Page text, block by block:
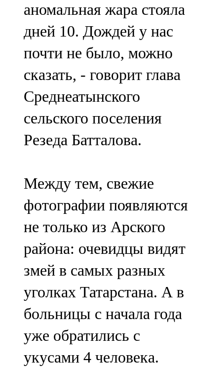
аномальная жара стояла
дней 10. Дождей у нас
почти не было, можно
сказать, - говорит глава
Среднеатынского
сельского поселения
Резеда Батталова.
Между тем, свежие
фотографии появляются
не только из Арского
района: очевидцы видят
змей в самых разных
уголках Татарстана. А в
больницы с начала года
уже обратились с
укусами 4 человека.